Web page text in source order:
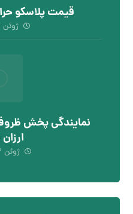
قیمت پلاسکو
ژوئن ۹, ۲۰۲۶
نمایندگی پخش
ژوئن ۳, ۲۰۲۶